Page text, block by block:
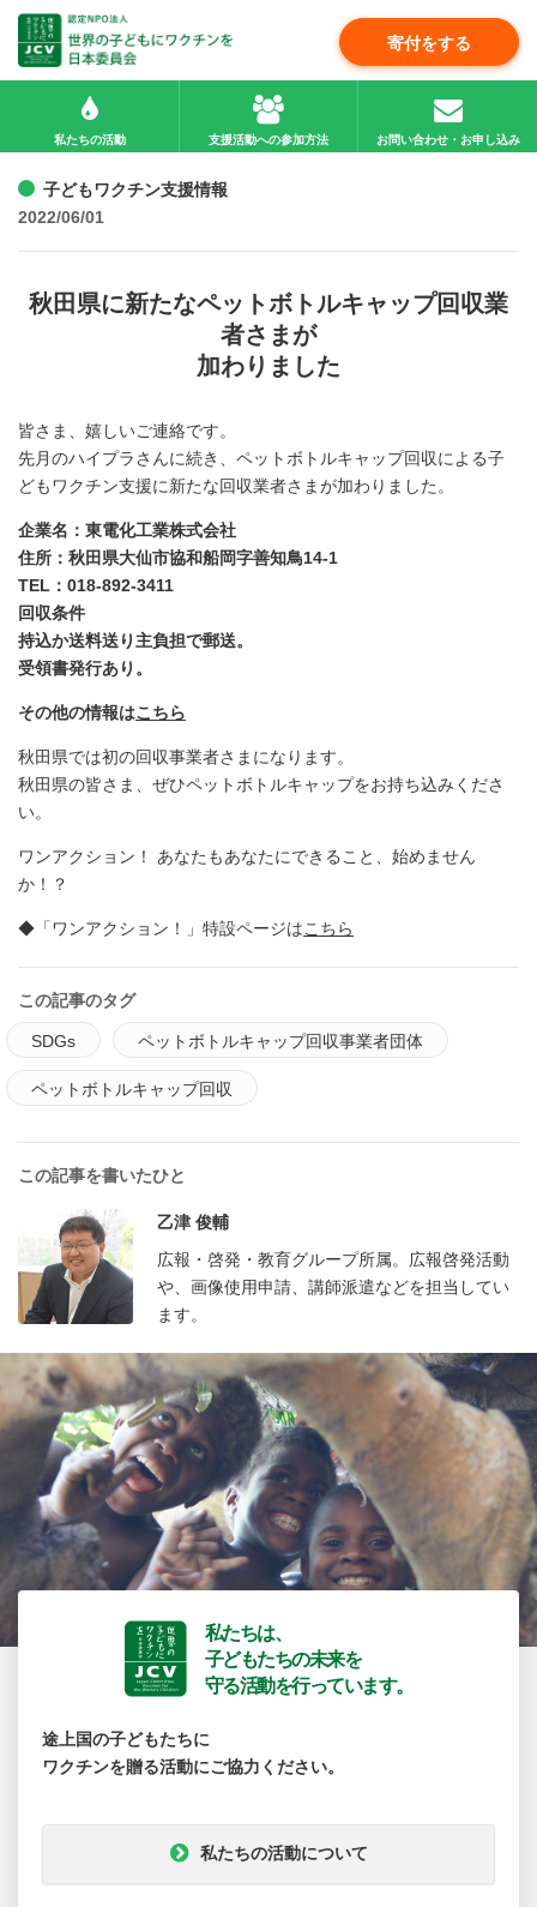
寄付をする
私たちの活動 支援活動への参加方法 お問い合わせ・お申し込み
子どもワクチン支援情報
2022/06/01
秋田県に新たなペットボトルキャップ回収業
者さまが
加わりました
皆さま、嬉しいご連絡です。
先月のハイプラさんに続き、ペットボトルキャップ回収による子
どもワクチン支援に新たな回収業者さまが加わりました。
企業名：東電化工業株式会社
住所：秋田県大仙市協和船岡字善知鳥14-1
TEL：018-892-3411
回収条件
持込か送料送り主負担で郵送。
受領書発行あり。
その他の情報はこちら
秋田県では初の回収事業者さまになります。
秋田県の皆さま、ぜひペットボトルキャップをお持ち込みくださ
い。
ワンアクション！ あなたもあなたにできること、始めません
か！？
◆「ワンアクション！」特設ページはこちら
この記事のタグ
SDGs ペットボトルキャップ回収事業者団体
ペットボトルキャップ回収
この記事を書いたひと
乙津 俊輔
広報・啓発・教育グループ所属。広報啓発活動
や、画像使用申請、講師派遣などを担当してい
ます。
私たちは、
子どもたちの未来を
守る活動を行っています。
途上国の子どもたちに
ワクチンを贈る活動にご協力ください。
私たちの活動について